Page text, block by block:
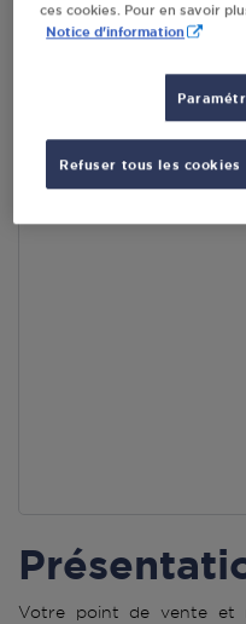
Votre point de vente et
ces cookies. Pour en savoir
Notice d'information
Refuser tous les cookies